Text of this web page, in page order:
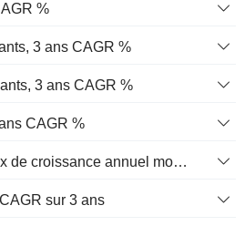
%
3 ans CAGR %
3 ans CAGR %
CAGR %
Dépôts totaux, taux de croissance annuel moyen sur 3 ans %.
sur 3 ans